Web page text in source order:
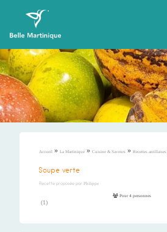
Accueil » La Martinique » Cuisine & Saveurs » Recettes antillaises
Soupe verte
Recette proposée par Philippe
(1)
Pour 4 personnes